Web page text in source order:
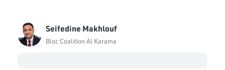
Seifedine Makhlouf
Bloc Coalition Al Karama